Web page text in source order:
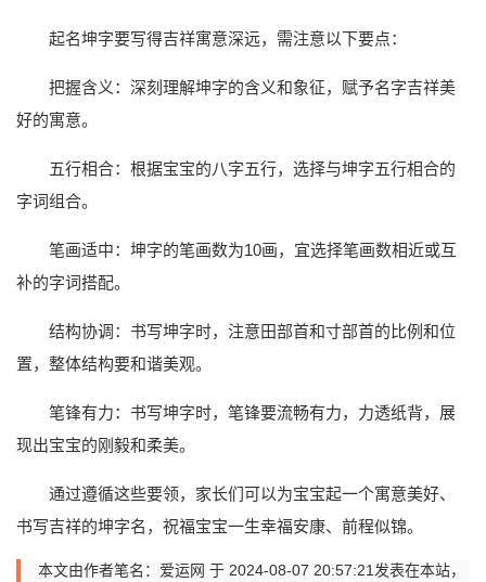
起名坤字要写得吉祥寓意深远，需注意以下要点：
把握含义：深刻理解坤字的含义和象征，赋予名字吉祥美
好的寓意。
五行相合：根据宝宝的八字五行，选择与坤字五行相合的
字词组合。
笔画适中：坤字的笔画数为10画，宜选择笔画数相近或互
补的字词搭配。
结构协调：书写坤字时，注意田部首和寸部首的比例和位
置，整体结构要和谐美观。
笔锋有力：书写坤字时，笔锋要流畅有力，力透纸背，展
现出宝宝的刚毅和柔美。
通过遵循这些要领，家长们可以为宝宝起一个寓意美好、
书写吉祥的坤字名，祝福宝宝一生幸福安康、前程似锦。
本文由作者笔名：爱运网 于 2024-08-07 20:57:21发表在本站，